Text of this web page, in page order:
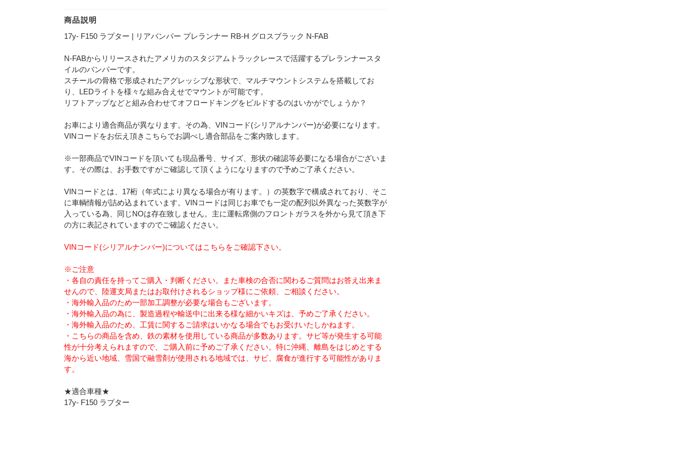
商品説明
17y- F150 ラプター | リアバンパー プレランナー RB-H グロスブラック N-FAB
N-FABからリリースされたアメリカのスタジアムトラックレースで活躍するプレランナースタ
イルのバンパーです。
スチールの骨格で形成されたアグレッシブな形状で、マルチマウントシステムを搭載してお
り、LEDライトを様々な組み合えせでマウントが可能です。
リフトアップなどと組み合わせてオフロードキングをビルドするのはいかがでしょうか？
お車により適合商品が異なります。その為、VINコード(シリアルナンバー)が必要になります。
VINコードをお伝え頂きこちらでお調べし適合部品をご案内致します。
※一部商品でVINコードを頂いても現品番号、サイズ、形状の確認等必要になる場合がございま
す。その際は、お手数ですがご確認して頂くようになりますので予めご了承ください。
VINコードとは、17桁（年式により異なる場合が有ります。）の英数字で構成されており、そこ
に車輌情報が詰め込まれています。VINコードは同じお車でも一定の配列以外異なった英数字が
入っている為、同じNOは存在致しません。主に運転席側のフロントガラスを外から見て頂き下
の方に表記されていますのでご確認ください。
VINコード(シリアルナンバー)についてはこちらをご確認下さい。
※ご注意
・各自の責任を持ってご購入・判断ください。また車検の合否に関わるご質問はお答え出来ま
せんので、陸運支局またはお取付けされるショップ様にご依頼、ご相談ください。
・海外輸入品のため一部加工調整が必要な場合もございます。
・海外輸入品の為に、製造過程や輸送中に出来る様な細かいキズは、予めご了承ください。
・海外輸入品のため、工賃に関するご請求はいかなる場合でもお受けいたしかねます。
・こちらの商品を含め、鉄の素材を使用している商品が多数あります。サビ等が発生する可能
性が十分考えられますので、ご購入前に予めご了承ください。特に沖縄、離島をはじめとする
海から近い地域、雪国で融雪剤が使用される地域では、サビ、腐食が進行する可能性がありま
す。
★適合車種★
17y- F150 ラプター